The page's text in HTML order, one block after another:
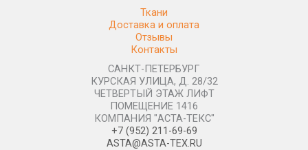
Ткани
Доставка и оплата
Отзывы
Контакты
САНКТ-ПЕТЕРБУРГ
КУРСКАЯ УЛИЦА, Д. 28/32
ЧЕТВЕРТЫЙ ЭТАЖ ЛИФТ
ПОМЕЩЕНИЕ 1416
КОМПАНИЯ "АСТА-ТЕКС"
+7 (952) 211-69-69
ASTA@ASTA-TEX.RU